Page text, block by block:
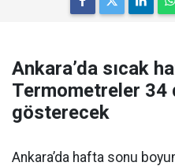
Ankara’da sıcak
Termometreler 34
gösterecek
Ankara’da hafta sonu